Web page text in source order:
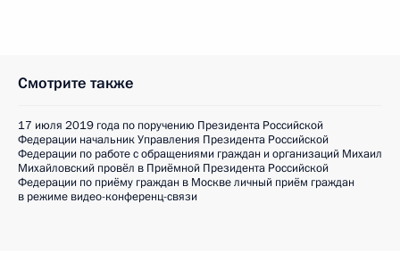
Смотрите также
17 июля 2019 года по поручению Президента Российской
Федерации начальник Управления Президента Российской
Федерации по работе с обращениями граждан и организаций Михаил
Михайловский провёл в Приёмной Президента Российской
Федерации по приёму граждан в Москве личный приём граждан
в режиме видео-конференц-связи